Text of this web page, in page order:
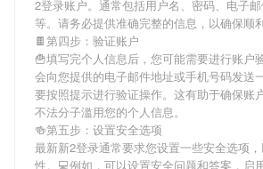
2登录账户。通常包括用户名、密码、电子
等。请务必提供准确完整的信息，以确保顺
🍫第四步：验证账户
🍟填写完个人信息后，您可能需要进行账户验
会向您提供的电子邮件地址或手机号码发送
要按照提示进行验证操作。这有助于确保账
不法分子滥用您的个人信息。
🍻第五步：设置安全选项
最新新2登录通常要求您设置一些安全选项
性。💻例如，可以设置安全问题和答案，启